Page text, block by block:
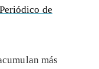
de
más